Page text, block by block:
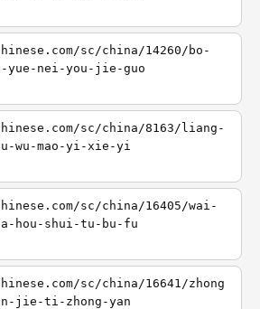
sc/china/14260/bo-
yue-nei-you-jie-guo
sc/china/8163/liang-
wu-mao-yi-xie-yi
sc/china/16405/wai-
hou-shui-tu-bu-fu
sc/china/16641/zhong
jie-ti-zhong-yan